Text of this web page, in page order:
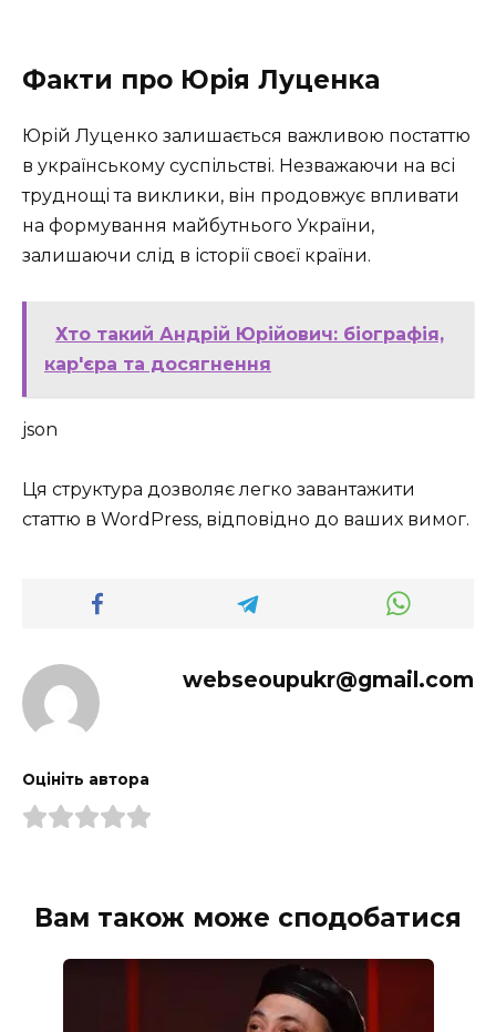
Факти про Юрія Луценка
Юрій Луценко залишається важливою постаттю
в українському суспільстві. Незважаючи на всі
труднощі та виклики, він продовжує впливати
на формування майбутнього України,
залишаючи слід в історії своєї країни.
Хто такий Андрій Юрійович: біографія,
кар'єра та досягнення
json
Ця структура дозволяє легко завантажити
статтю в WordPress, відповідно до ваших вимог.
webseoupukr@gmail.com
Оцініть автора
Вам також може сподобатися